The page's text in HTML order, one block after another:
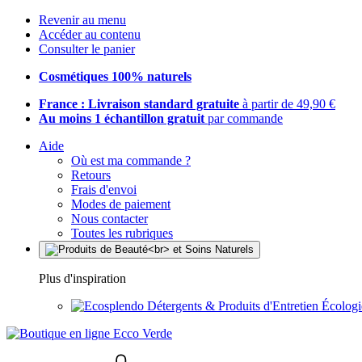
Revenir au menu
Accéder au contenu
Consulter le panier
Cosmétiques 100% naturels
France : Livraison standard gratuite à partir de 49,90 €
Au moins 1 échantillon gratuit par commande
Aide
Où est ma commande ?
Retours
Frais d'envoi
Modes de paiement
Nous contacter
Toutes les rubriques
Plus d'inspiration
Détergents & Produits d'Entretien